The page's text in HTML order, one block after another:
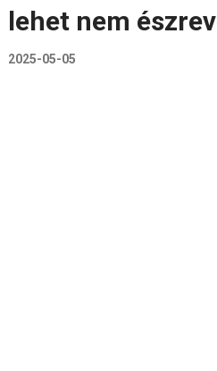
lehet nem
2025-05-05